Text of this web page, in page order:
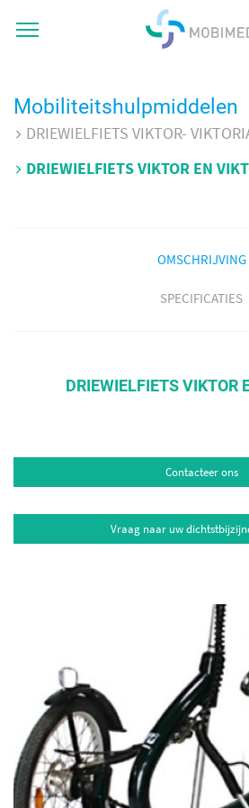
Mobiliteitshulpmiddelen
DRIEWIELFIETS VIKTOR-
DRIEWIELFIETS VIKTOR EN
OMSCHRIJVING
SPECIFICATIES
DRIEWIELFIETS VIKTOR
Contacteer ons
Vraag naar uw